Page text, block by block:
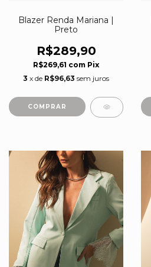
Blazer Renda Mariana |
Preto
R$289,90
R$269,61 com Pix
3 x de R$96,63 sem juros
COMPRAR